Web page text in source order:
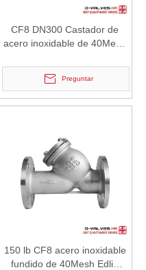
y de baja temperatura, los
CF8 DN300 Castador de
acero inoxidable de 40Mesh
Preguntar
150 lb CF8 acero inoxidable
fundido de 40Mesh Edlip